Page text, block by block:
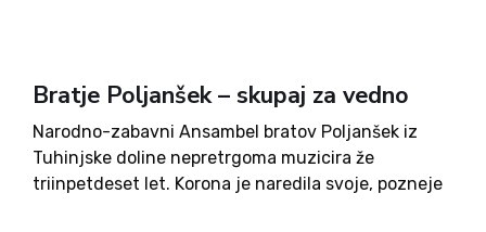
Bratje Poljanšek – skupaj za vedno
Narodno-zabavni Ansambel bratov Poljanšek iz
Tuhinjske doline nepretrgoma muzicira že
triinpetdeset let. Korona je naredila svoje, pozneje